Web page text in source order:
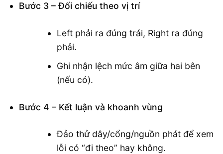
Bước 3 – Đối chiếu theo vị trí
Left phải ra đúng trái, Right ra đúng
phải.
Ghi nhận lệch mức âm giữa hai bên
(nếu có).
Bước 4 – Kết luận và khoanh vùng
Đảo thử dây/cổng/nguồn phát để xem
lỗi có “đi theo” hay không.